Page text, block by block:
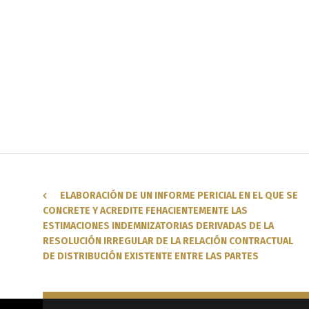
ELABORACIÓN DE UN INFORME PERICIAL EN EL QUE SE
CONCRETE Y ACREDITE FEHACIENTEMENTE LAS
ESTIMACIONES INDEMNIZATORIAS DERIVADAS DE LA
RESOLUCIÓN IRREGULAR DE LA RELACIÓN CONTRACTUAL
DE DISTRIBUCIÓN EXISTENTE ENTRE LAS PARTES